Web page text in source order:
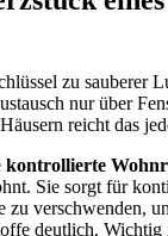
zu sauberer
nur über
reicht das
kontrollierte
Sie sorgt für
zu verschwenden,
deutlich. Wichtig